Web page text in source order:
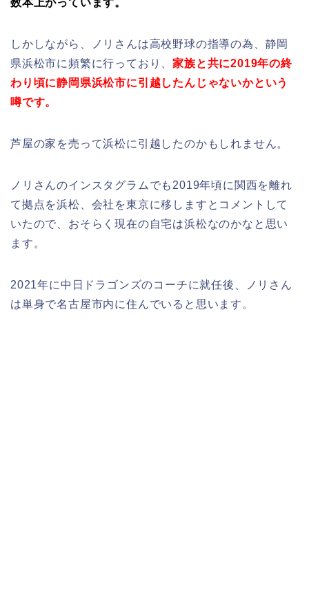
しかしながら、ノリさんは高校野球の指導の為、静岡
県浜松市に頻繁に行っており、家族と共に2019年の終
わり頃に静岡県浜松市に引越したんじゃないかという
噂です。
芦屋の家を売って浜松に引越したのかもしれません。
ノリさんのインスタグラムでも2019年頃に関西を離れ
て拠点を浜松、会社を東京に移しますとコメントして
いたので、おそらく現在の自宅は浜松なのかなと思い
ます。
2021年に中日ドラゴンズのコーチに就任後、ノリさん
は単身で名古屋市内に住んでいると思います。